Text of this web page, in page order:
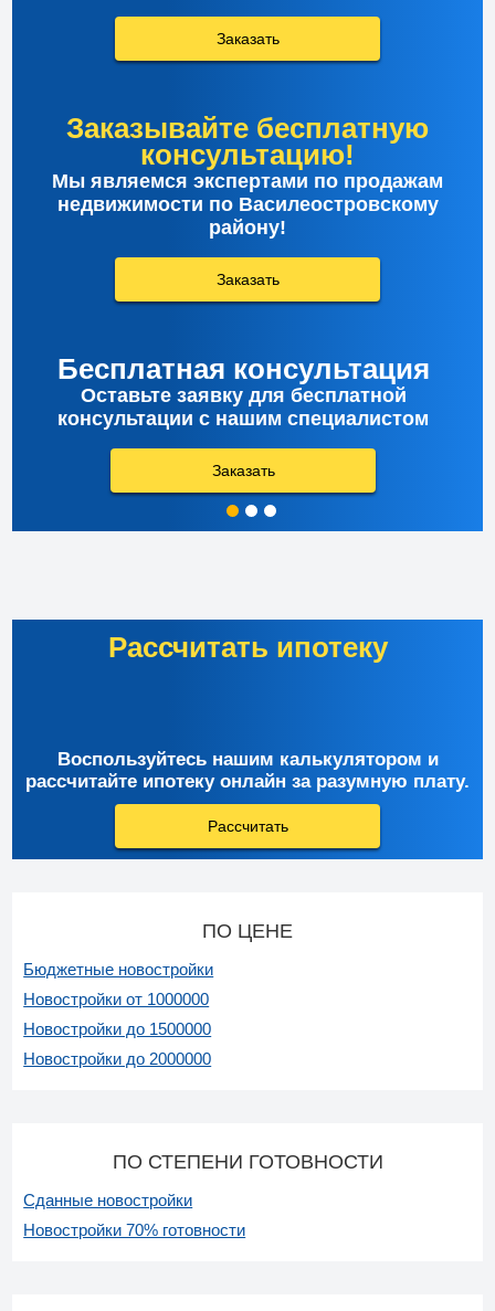
Заказать
Заказывайте бесплатную
консультацию!
Мы являемся экспертами по продажам
недвижимости по Василеостровскому
району!
Заказать
Бесплатная консультация
Оставьте заявку для бесплатной
консультации с нашим специалистом
Заказать
Рассчитать ипотеку
Воспользуйтесь нашим калькулятором и
рассчитайте ипотеку онлайн за разумную плату.
Рассчитать
ПО ЦЕНЕ
Бюджетные новостройки
Новостройки от 1000000
Новостройки до 1500000
Новостройки до 2000000
ПО СТЕПЕНИ ГОТОВНОСТИ
Сданные новостройки
Новостройки 70% готовности